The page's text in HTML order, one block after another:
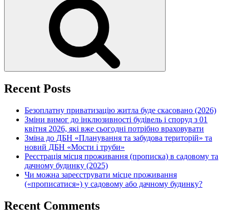
Recent Posts
Безоплатну приватизацію житла буде скасовано (2026)
Зміни вимог до інклюзивності будівель і споруд з 01
квітня 2026, які вже сьогодні потрібно враховувати
Зміна до ДБН «Планування та забудова територій» та
новий ДБН «Мости і труби»
Реєстрація місця проживання (прописка) в садовому та
дачному будинку (2025)
Чи можна зареєструвати місце проживання
(«прописатися») у садовому або дачному будинку?
Recent Comments